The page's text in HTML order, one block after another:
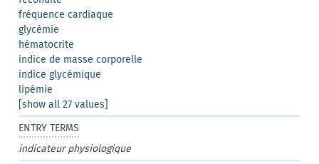
fréquence cardiaque
glycémie
hématocrite
indice de masse corporelle
indice glycémique
lipémie
[show all 27 values]
ENTRY TERMS
indicateur physiologique